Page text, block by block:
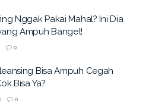
Nggak Pakai Mahal? Ini Dia
Ampuh Banget!
0
Bisa Ampuh Cegah
Bisa Ya?
0